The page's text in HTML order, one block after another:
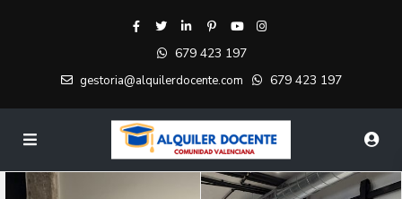
679 423 197
gestoria@alquilerdocente.com 679 423 197